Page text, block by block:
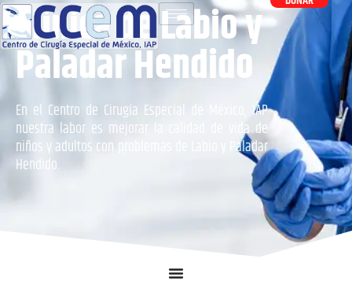
Clínica de Labio y
Paladar Hendido
En el Centro de Cirugía Especial de México, IAP
nuestra labor es mejorar la calidad de vida de
niños y adultos con problemas de Labio y Paladar
Hendido.